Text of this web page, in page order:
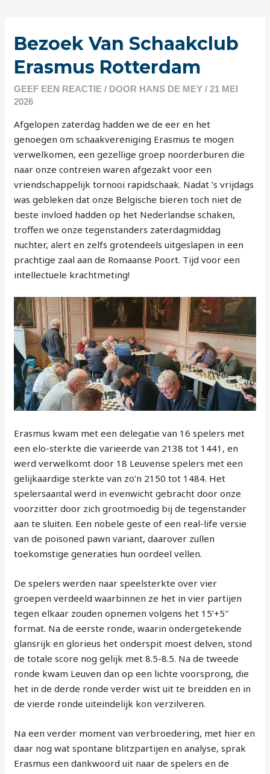
Bezoek Van Schaakclub
Erasmus Rotterdam
GEEF EEN REACTIE / DOOR HANS DE MEY/21 MEI
2026
Afgelopen zaterdag hadden we de eer en het
genoegen om schaakvereniging Erasmus te mogen
verwelkomen, een gezellige groep noorderburen die
naar onze contreien waren afgezakt voor een
vriendschappelijk tornooi rapidschaak. Nadat ’s vrijdags
was gebleken dat onze Belgische bieren toch niet de
beste invloed hadden op het Nederlandse schaken,
troffen we onze tegenstanders zaterdagmiddag
nuchter, alert en zelfs grotendeels uitgeslapen in een
prachtige zaal aan de Romaanse Poort. Tijd voor een
intellectuele krachtmeting!
Erasmus kwam met een delegatie van 16 spelers met
een elo-sterkte die varieerde van 2138 tot 1441, en
werd verwelkomt door 18 Leuvense spelers met een
gelijkaardige sterkte van zo’n 2150 tot 1484. Het
spelersaantal werd in evenwicht gebracht door onze
voorzitter door zich grootmoedig bij de tegenstander
aan te sluiten. Een nobele geste of een real-life versie
van de poisoned pawn variant, daarover zullen
toekomstige generaties hun oordeel vellen.
De spelers werden naar speelsterkte over vier
groepen verdeeld waarbinnen ze het in vier partijen
tegen elkaar zouden opnemen volgens het 15’+5″
format. Na de eerste ronde, waarin ondergetekende
glansrijk en glorieus het onderspit moest delven, stond
de totale score nog gelijk met 8.5-8.5. Na de tweede
ronde kwam Leuven dan op een lichte voorsprong, die
het in de derde ronde verder wist uit te breidden en in
de vierde ronde uiteindelijk kon verzilveren.
Na een verder moment van verbroedering, met hier en
daar nog wat spontane blitzpartijen en analyse, sprak
Erasmus een dankwoord uit naar de spelers en de